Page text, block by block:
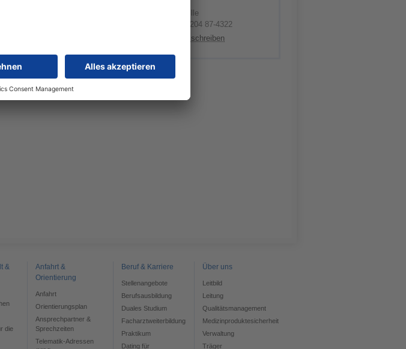
entwickeln oder ausbauen.
zudem positiv auf das
Martin Pille
Tel.: 034204 87-4322
E-Mail schreiben
&
die
Anfahrt &
Orientierung
Anfahrt
Orientierungsplan
Ansprechpartner &
Sprechzeiten
Telematik-Adressen
Beruf & Karriere
Stellenangebote
Berufsausbildung
Duales Studium
Facharztweiterbildung
Praktikum
Dating für
Über uns
Leitbild
Leitung
Qualitätsmanagement
Medizinproduktesicherheit
Verwaltung
Träger